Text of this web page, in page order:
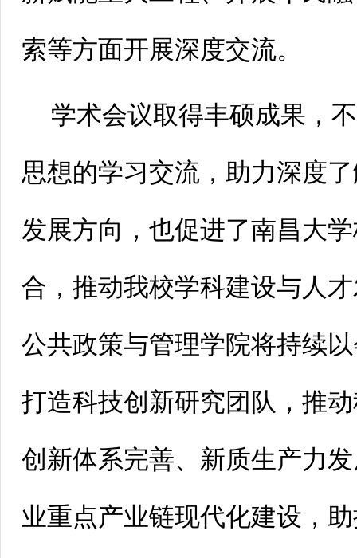
索等方面开展深度交流。
学术会议取得丰硕成果，
思想的学习交流，助力深度
发展方向，也促进了南昌大
合，推动我校学科建设与人
公共政策与管理学院将持续
打造科技创新研究团队，推
创新体系完善、新质生产力
业重点产业链现代化建设，